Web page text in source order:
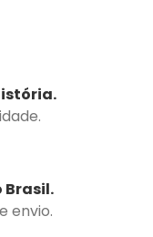
Brasil.
envio.